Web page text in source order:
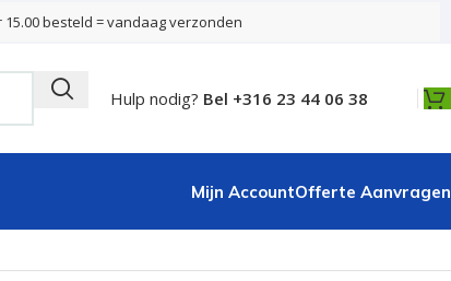
15.00 besteld = vandaag verzonden
Hulp nodig? Bel +316 23 44 06 38
Mijn AccountOfferte Aanvragen